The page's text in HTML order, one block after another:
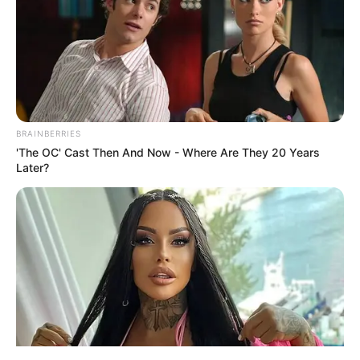
ΤΑΥΤΟΤΗΤΑ ΚΑΙ ΕΠΙΚΟΙΝΩΝΙΑ ΟΡΟΙ ΧΡΗΣΗΣ
© 2025 EVIANEWS του Γιώργου Κουτσελίνη
BRAINBERRIES
'The OC' Cast Then And Now - Where Are They 20 Years
Later?